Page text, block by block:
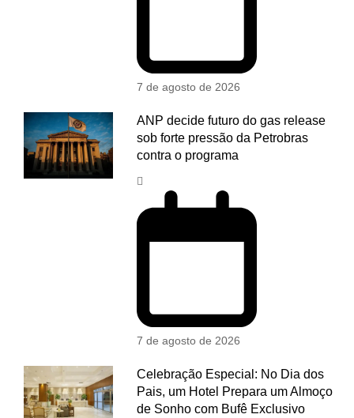
7 de agosto de 2026
ANP decide futuro do gas release
sob forte pressão da Petrobras
contra o programa
7 de agosto de 2026
Celebração Especial: No Dia dos
Pais, um Hotel Prepara um Almoço
de Sonho com Bufê Exclusivo